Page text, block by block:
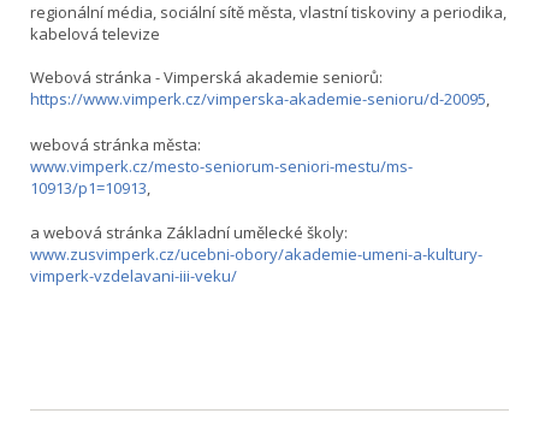
regionální média, sociální sítě města, vlastní tiskoviny a periodika,
kabelová televize
Webová stránka - Vimperská akademie seniorů:
https://www.vimperk.cz/vimperska-akademie-senioru/d-20095,
webová stránka města:
www.vimperk.cz/mesto-seniorum-seniori-mestu/ms-
10913/p1=10913,
a webová stránka Základní umělecké školy:
www.zusvimperk.cz/ucebni-obory/akademie-umeni-a-kultury-
vimperk-vzdelavani-iii-veku/